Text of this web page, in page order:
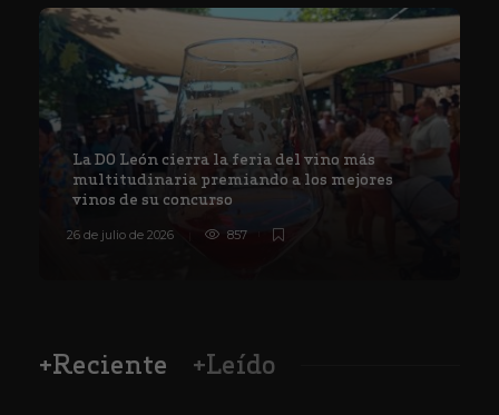
La DO León cierra la feria del vino más
multitudinaria premiando a los mejores
vinos de su concurso
26 de julio de 2026 857
+Reciente +Leído